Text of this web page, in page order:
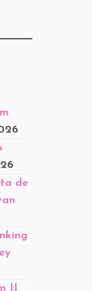
de
II